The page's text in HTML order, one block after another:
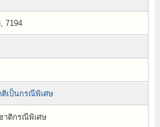
7194
เป็นกรณีพิเศษ
าติกรณีพิเศษ